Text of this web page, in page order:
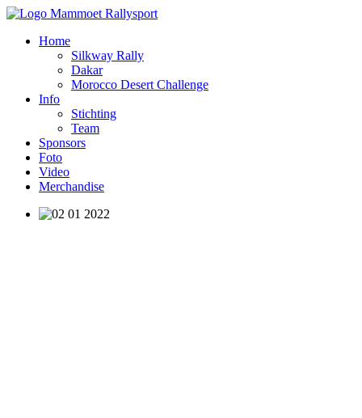
Home
Silkway Rally
Dakar
Morocco Desert Challenge
Info
Stichting
Team
Sponsors
Foto
Video
Merchandise